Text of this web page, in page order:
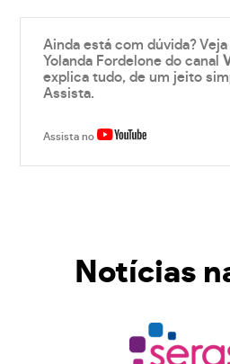
Ainda está com dúvida?
Yolanda Fordelone do canal
explica tudo, de um jeito
Assista.
Assista no
Notícias